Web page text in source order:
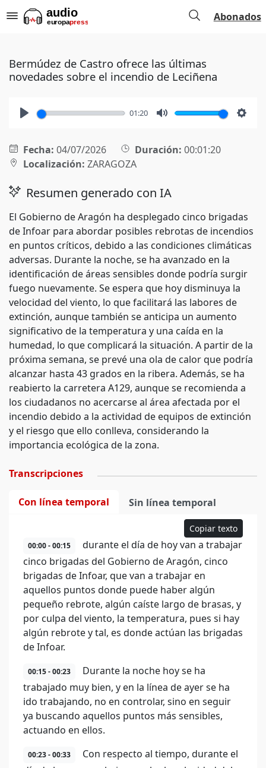
Abonados
Bermúdez de Castro ofrece las últimas
novedades sobre el incendio de Leciñena
01:20
Fecha: 04/07/2026 Duración: 00:01:20
Localización: ZARAGOZA
Resumen generado con IA
El Gobierno de Aragón ha desplegado cinco brigadas
de Infoar para abordar posibles rebrotas de incendios
en puntos críticos, debido a las condiciones climáticas
adversas. Durante la noche, se ha avanzado en la
identificación de áreas sensibles donde podría surgir
fuego nuevamente. Se espera que hoy disminuya la
velocidad del viento, lo que facilitará las labores de
extinción, aunque también se anticipa un aumento
significativo de la temperatura y una caída en la
humedad, lo que complicará la situación. A partir de la
próxima semana, se prevé una ola de calor que podría
alcanzar hasta 43 grados en la ribera. Además, se ha
reabierto la carretera A129, aunque se recomienda a
los ciudadanos no acercarse al área afectada por el
incendio debido a la actividad de equipos de extinción
y el riesgo que ello conlleva, considerando la
importancia ecológica de la zona.
Transcripciones
Con línea temporal Sin línea temporal
Copiar texto
00:00 - 00:15
durante el día de hoy van a trabajar
cinco brigadas del Gobierno de Aragón, cinco
brigadas de Infoar, que van a trabajar en
aquellos puntos donde puede haber algún
pequeño rebrote, algún caíste largo de brasas, y
por culpa del viento, la temperatura, pues si hay
algún rebrote y tal, es donde actúan las brigadas
de Infoar.
00:15 - 00:23
Durante la noche hoy se ha
trabajado muy bien, y en la línea de ayer se ha
ido trabajando, no en controlar, sino en seguir
ya buscando aquellos puntos más sensibles,
actuando en ellos.
00:23 - 00:33
Con respecto al tiempo, durante el